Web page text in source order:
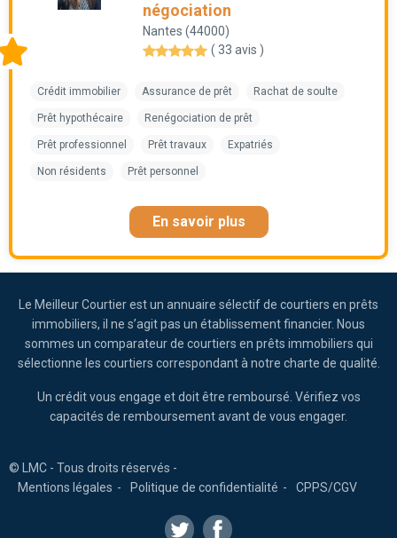
négociation
Nantes (44000)
( 33 avis )
Crédit immobilier Assurance de prêt Rachat de soulte
Prêt hypothécaire Renégociation de prêt
Prêt professionnel Prêt travaux Expatriés
Non résidents Prêt personnel
En savoir plus
Le Meilleur Courtier est un annuaire sélectif de courtiers en prêts
immobiliers, il ne s’agit pas un établissement financier. Nous
sommes un comparateur de courtiers en prêts immobiliers qui
sélectionne les courtiers correspondant à notre charte de qualité.
Un crédit vous engage et doit être remboursé. Vérifiez vos
capacités de remboursement avant de vous engager.
© LMC - Tous droits réservés -
Mentions légales
Politique de confidentialité CPPS/CGV